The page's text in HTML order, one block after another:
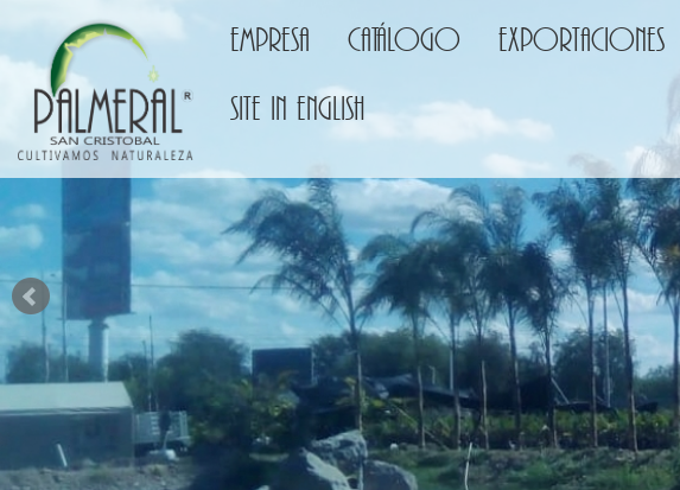
Empresa Catálogo Exportaciones
Site in english